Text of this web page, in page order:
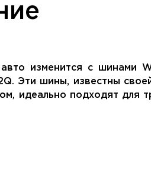
изменится с шинами
Эти шины, известны
идеально подходят для